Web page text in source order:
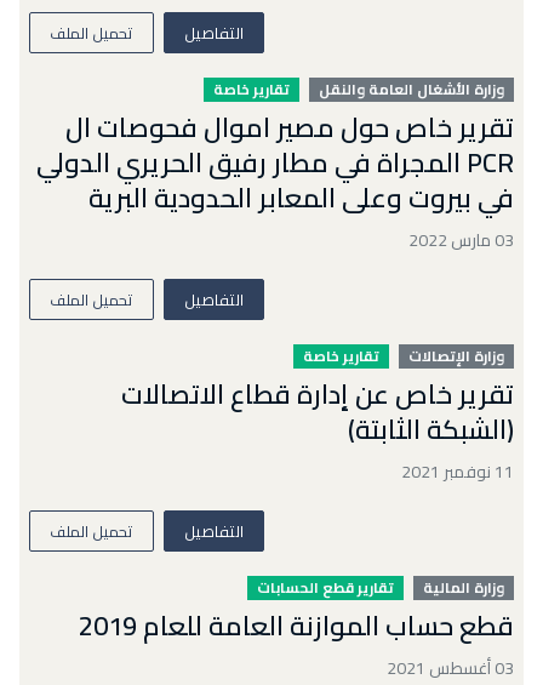
التفاصيل تحميل الملف
وزارة الأشغال العامة والنقل تقارير خاصة
تقرير خاص حول مصير اموال فحوصات ال
PCR المجراة في مطار رفيق الحريري الدولي
في بيروت وعلى المعابر الحدودية البرية
03 مارس 2022
التفاصيل تحميل الملف
وزارة الإتصالات تقارير خاصة
تقرير خاص عن إدارة قطاع الاتصالات
(الشبكة الثابتة)
11 نوفمبر 2021
التفاصيل تحميل الملف
وزارة المالية تقارير قطع الحسابات
قطع حساب الموازنة العامة للعام 2019
03 أغسطس 2021